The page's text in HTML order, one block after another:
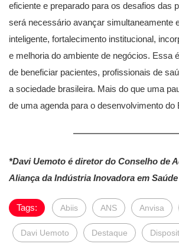
eficiente e preparado para os desafios das
será necessário avançar simultaneamente
inteligente, fortalecimento institucional,
e melhoria do ambiente de negócios. Essa
de beneficiar pacientes, profissionais de
a sociedade brasileira. Mais do que uma
de uma agenda para o desenvolvimento do
*Davi Uemoto é diretor do Conselho de
Aliança da Indústria Inovadora em
Tags: Abiis ANS Anvisa
Davi Uemoto Destaque